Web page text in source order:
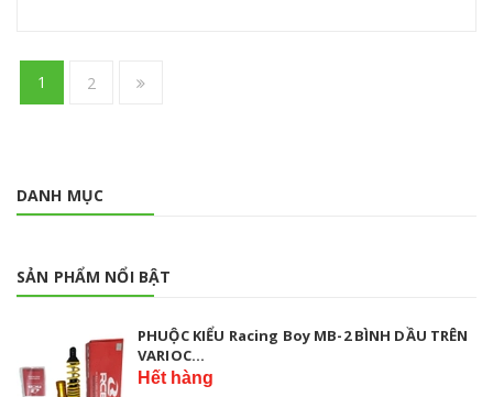
1 2
DANH MỤC
SẢN PHẨM NỔI BẬT
PHUỘC KIỂU Racing Boy MB-2 BÌNH DẦU TRÊN
VARIOC...
Hết hàng